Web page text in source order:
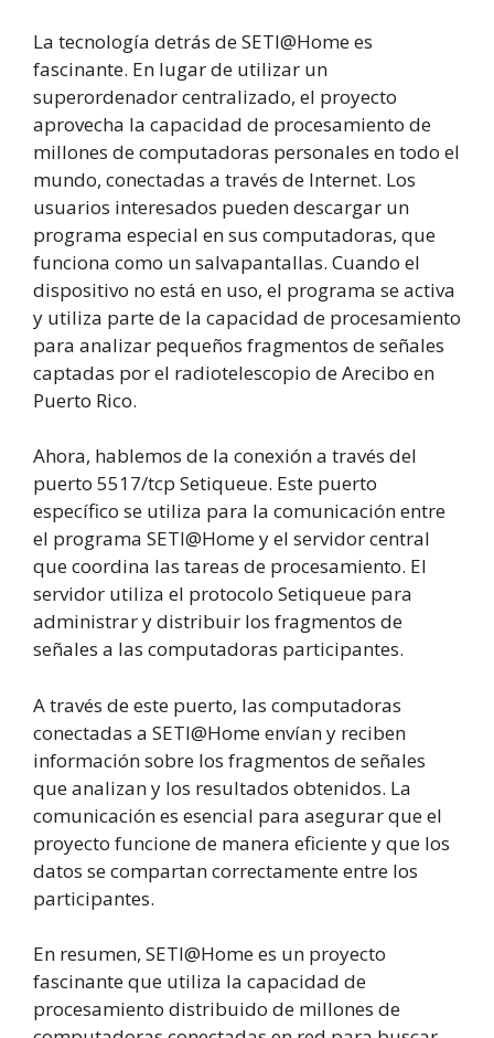
La tecnología detrás de SETI@Home es
fascinante. En lugar de utilizar un
superordenador centralizado, el proyecto
aprovecha la capacidad de procesamiento de
millones de computadoras personales en todo el
mundo, conectadas a través de Internet. Los
usuarios interesados pueden descargar un
programa especial en sus computadoras, que
funciona como un salvapantallas. Cuando el
dispositivo no está en uso, el programa se activa
y utiliza parte de la capacidad de procesamiento
para analizar pequeños fragmentos de señales
captadas por el radiotelescopio de Arecibo en
Puerto Rico.
Ahora, hablemos de la conexión a través del
puerto 5517/tcp Setiqueue. Este puerto
específico se utiliza para la comunicación entre
el programa SETI@Home y el servidor central
que coordina las tareas de procesamiento. El
servidor utiliza el protocolo Setiqueue para
administrar y distribuir los fragmentos de
señales a las computadoras participantes.
A través de este puerto, las computadoras
conectadas a SETI@Home envían y reciben
información sobre los fragmentos de señales
que analizan y los resultados obtenidos. La
comunicación es esencial para asegurar que el
proyecto funcione de manera eficiente y que los
datos se compartan correctamente entre los
participantes.
En resumen, SETI@Home es un proyecto
fascinante que utiliza la capacidad de
procesamiento distribuido de millones de